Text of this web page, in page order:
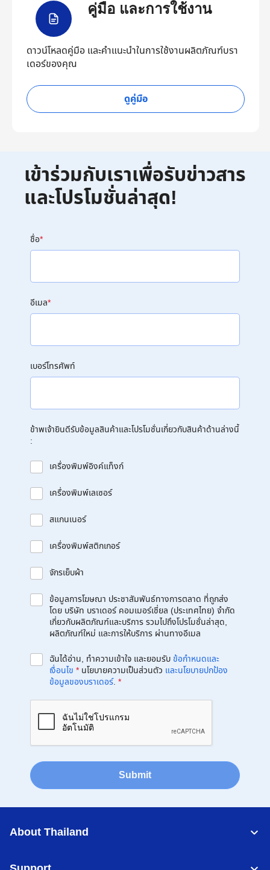
คู่มือ และการใช้งาน
ดาวน์โหลดคู่มือ และคำแนะนำในการใช้งานผลิตภัณฑ์บรา
เดอร์ของคุณ
ดูคู่มือ
เข้าร่วมกับเราเพื่อรับข่าวสาร
และโปรโมชั่นล่าสุด!
ชื่อ*
อีเมล*
เบอร์โทรศัพท์
ข้าพเจ้ายินดีรับข้อมูลสินค้าและโปรโมชั่นเกี่ยวกับสินค้าด้านล่างนี้
:
เครื่องพิมพ์อิงค์แท็งก์
เครื่องพิมพ์เลเซอร์
สแกนเนอร์
เครื่องพิมพ์สติกเกอร์
จักรเย็บผ้า
ข้อมูลการโฆษณา ประชาสัมพันธ์ทางการตลาด ที่ถูกส่ง
โดย บริษัท บราเดอร์ คอมเมอร์เชี่ยล (ประเทศไทย) จำกัด
เกี่ยวกับผลิตภัณฑ์และบริการ รวมไปถึงโปรโมชั่นล่าสุด,
ผลิตภัณฑ์ใหม่ และการให้บริการ ผ่านทางอีเมล
ฉันได้อ่าน, ทำความเข้าใจ และยอมรับข้อกำหนดและ
เงื่อนไข * นโยบายความเป็นส่วนตัว และนโยบายปกป้อง
ข้อมูลของบราเดอร์. *
Submit
About Thailand